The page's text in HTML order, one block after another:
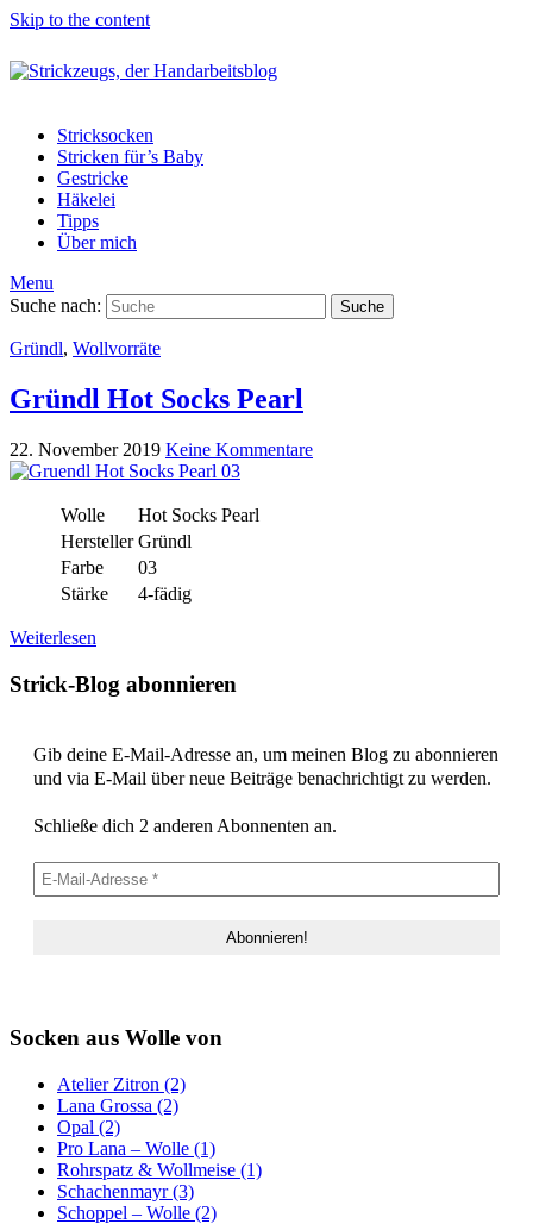
Skip to the content
Stricksocken
Stricken für’s Baby
Gestricke
Häkelei
Tipps
Über mich
Menu
Suche nach:
Suche
Gründl, Wollvorräte
Gründl Hot Socks Pearl
22. November 2019 Keine Kommentare
Wolle
Hot Socks Pearl
Hersteller Gründl
Farbe
03
Stärke
4-fädig
Weiterlesen
Strick-Blog abonnieren
Gib deine E-Mail-Adresse an, um meinen Blog zu abonnieren
und via E-Mail über neue Beiträge benachrichtigt zu werden.
Schließe dich 2 anderen Abonnenten an.
Socken aus Wolle von
Atelier Zitron (2)
Lana Grossa (2)
Opal (2)
Pro Lana – Wolle (1)
Rohrspatz & Wollmeise (1)
Schachenmayr (3)
Schoppel – Wolle (2)